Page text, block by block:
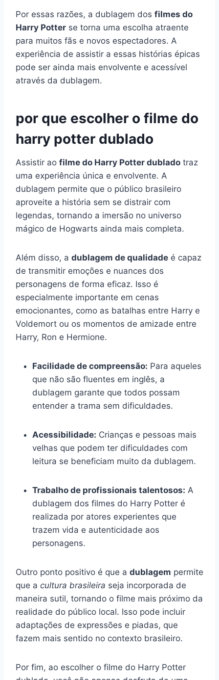
Por essas razões, a dublagem dos filmes do
Harry Potter se torna uma escolha atraente
para muitos fãs e novos espectadores. A
experiência de assistir a essas histórias épicas
pode ser ainda mais envolvente e acessível
através da dublagem.
por que escolher o filme do
harry potter dublado
Assistir ao filme do Harry Potter dublado traz
uma experiência única e envolvente. A
dublagem permite que o público brasileiro
aproveite a história sem se distrair com
legendas, tornando a imersão no universo
mágico de Hogwarts ainda mais completa.
Além disso, a dublagem de qualidade é capaz
de transmitir emoções e nuances dos
personagens de forma eficaz. Isso é
especialmente importante em cenas
emocionantes, como as batalhas entre Harry e
Voldemort ou os momentos de amizade entre
Harry, Ron e Hermione.
Facilidade de compreensão: Para aqueles
que não são fluentes em inglês, a
dublagem garante que todos possam
entender a trama sem dificuldades.
Acessibilidade: Crianças e pessoas mais
velhas que podem ter dificuldades com
leitura se beneficiam muito da dublagem.
Trabalho de profissionais talentosos: A
dublagem dos filmes do Harry Potter é
realizada por atores experientes que
trazem vida e autenticidade aos
personagens.
Outro ponto positivo é que a dublagem permite
que a cultura brasileira seja incorporada de
maneira sutil, tornando o filme mais próximo da
realidade do público local. Isso pode incluir
adaptações de expressões e piadas, que
fazem mais sentido no contexto brasileiro.
Por fim, ao escolher o filme do Harry Potter